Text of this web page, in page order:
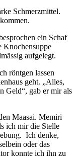
Schmerzmittel.
ein Schaf
Knochensuppe
aufgelegt.
röntgen lassen
geht. „Alles,
Geld“, gab er mir als
Maasai. Memiri
ich mir die Stelle
Ich denke,
oder das
konnte ich ihn zu